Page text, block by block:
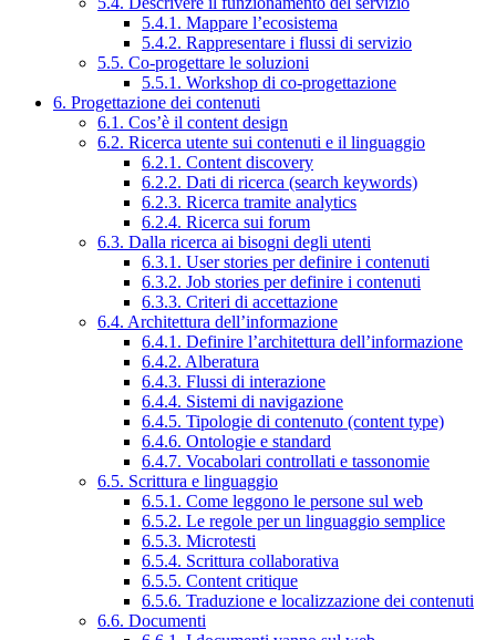
5.4.1. Mappare l’ecosistema
5.4.2. Rappresentare i flussi di servizio
5.5. Co-progettare le soluzioni
5.5.1. Workshop di co-progettazione
6. Progettazione dei contenuti
6.1. Cos’è il content design
6.2. Ricerca utente sui contenuti e il linguaggio
6.2.1. Content discovery
6.2.2. Dati di ricerca (search keywords)
6.2.3. Ricerca tramite analytics
6.2.4. Ricerca sui forum
6.3. Dalla ricerca ai bisogni degli utenti
6.3.1. User stories per definire i contenuti
6.3.2. Job stories per definire i contenuti
6.3.3. Criteri di accettazione
6.4. Architettura dell’informazione
6.4.1. Definire l’architettura dell’informazione
6.4.2. Alberatura
6.4.3. Flussi di interazione
6.4.4. Sistemi di navigazione
6.4.5. Tipologie di contenuto (content type)
6.4.6. Ontologie e standard
6.4.7. Vocabolari controllati e tassonomie
6.5. Scrittura e linguaggio
6.5.1. Come leggono le persone sul web
6.5.2. Le regole per un linguaggio semplice
6.5.3. Microtesti
6.5.4. Scrittura collaborativa
6.5.5. Content critique
6.5.6. Traduzione e localizzazione dei contenuti
6.6. Documenti